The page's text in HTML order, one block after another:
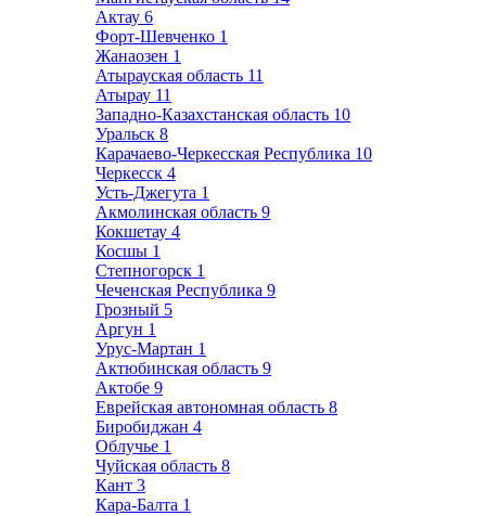
Актау 6
Форт-Шевченко 1
Жанаозен 1
Атырауская область 11
Атырау 11
Западно-Казахстанская область 10
Уральск 8
Карачаево-Черкесская Республика 10
Черкесск 4
Усть-Джегута 1
Акмолинская область 9
Кокшетау 4
Косшы 1
Степногорск 1
Чеченская Республика 9
Грозный 5
Аргун 1
Урус-Мартан 1
Актюбинская область 9
Актобе 9
Еврейская автономная область 8
Биробиджан 4
Облучье 1
Чуйская область 8
Кант 3
Кара-Балта 1